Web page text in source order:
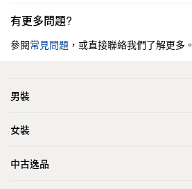
有更多問題?
參閱常見問題 ，或直接聯絡我們了解更多。
男裝
女裝
中古逸品